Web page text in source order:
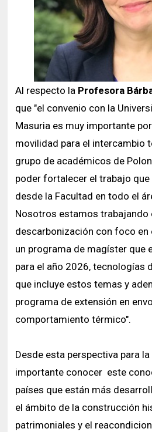
Al respecto la Profesora
que "el convenio con la
Masuria es muy importante
movilidad para el intercambio
grupo de académicos de
poder fortalecer el trabajo
desde la Facultad en todo el
Nosotros estamos trabajando
descarbonización con foco
un programa de magíster que
para el año 2026, tecnologías
que incluye estos temas y
programa de extensión en
comportamiento térmico".
Desde esta perspectiva para
importante conocer este
países que están más
el ámbito de la construcción
patrimoniales y el